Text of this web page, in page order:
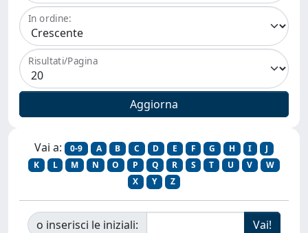
In ordine:
Risultati/Pagina
Vai a: 0-9 A B C D E F G H I
J
K
L M N O P Q R S T U V
W
X
Y Z
o inserisci le iniziali: